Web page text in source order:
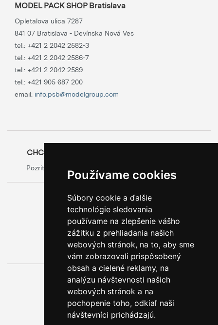
Používame cookies
Súbory cookie a ďalšie
technológie sledovania
používame na zlepšenie vášho
zážitku z prehliadania našich
webových stránok, na to, aby sme
vám zobrazovali prispôsobený
obsah a cielené reklamy, na
analýzu návštevnosti našich
webových stránok a na
pochopenie toho, odkiaľ naši
návštevníci prichádzajú.
MODEL PACK SHOP Bratislava
Opletalova ulica 7287
841 07 Bratislava - Devínska Nová Ves
tel.: +421 2 2042 2582-3
tel.: +421 2 2042 2586-7
tel.: +421 2 2042 2589
tel.: +421 905 687 200
email: info.psb@modelgroup.com
CHCETE SA O OBALOCH DOZVEDIEŤ VIAC?
Pozrite si oficiálny web výrobcu obalov
0800 888 123
BEZPLATNÁ INFOLINKA